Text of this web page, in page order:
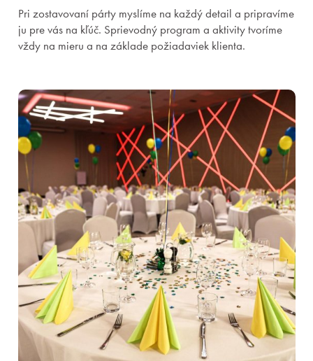
Pri zostavovaní párty myslíme na každý detail a pripravíme
ju pre vás na kľúč. Sprievodný program a aktivity tvoríme
vždy na mieru a na základe požiadaviek klienta.